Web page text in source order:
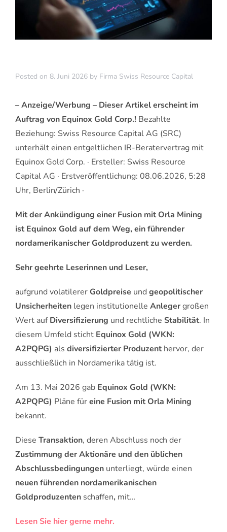
Posted on 8. Juni 2026 by Firma Swiss Resource Capital
– Anzeige/Werbung – Dieser Artikel erscheint im
Auftrag von Equinox Gold Corp.! Bezahlte
Beziehung: Swiss Resource Capital AG (SRC)
unterhält einen entgeltlichen IR-Beratervertrag mit
Equinox Gold Corp. · Ersteller: Swiss Resource
Capital AG · Erstveröffentlichung: 08.06.2026, 5:28
Uhr, Berlin/Zürich ·
Mit der Ankündigung einer Fusion mit Orla Mining
ist Equinox Gold auf dem Weg, ein führender
nordamerikanischer Goldproduzent zu werden.
Sehr geehrte Leserinnen und Leser,
aufgrund volatilerer Goldpreise und geopolitischer
Unsicherheiten legen institutionelle Anlegergroßen
Wert aufDiversifizierung und rechtliche Stabilität. In
diesem Umfeld sticht Equinox Gold (WKN:
A2PQPG) als diversifizierter Produzent hervor, der
ausschließlich in Nordamerika tätig ist.
Am 13. Mai 2026 gab Equinox Gold (WKN:
A2PQPG) Pläne füreine Fusion mit Orla Mining
bekannt.
Diese Transaktion, deren Abschluss noch der
Zustimmung der Aktionäre und den üblichen
Abschlussbedingungen unterliegt, würde einen
neuen führenden nordamerikanischen
Goldproduzenten schaffen, mit…
Lesen Sie hier gerne mehr.